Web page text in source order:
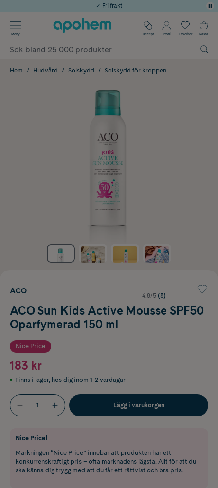
Årets Butik 2025 inom Skönhet
Använd kod: SOMMAR20 för 20% över 649kr
✓ Fri frakt
✓ Poäng på alla köp*
Meny Recept Profil Favoriter Kassa
Hem Hudvård Solskydd Solskydd för kroppen
ACO
4.8/5 (5)
ACO Sun Kids Active Mousse SPF50
Oparfymerad 150 ml
Nice Price
183 kr
Finns i lager, hos dig inom 1-2 vardagar
Lägg i varukorgen
Nice Price!
Märkningen “Nice Price” innebär att produkten har ett
konkurrenskraftigt pris – ofta marknadens lägsta. Allt för att du
ska känna dig trygg med att du får ett rättvist och bra pris.